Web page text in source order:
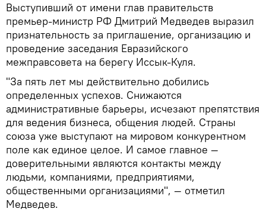
Выступивший от имени глав правительств
премьер-министр РФ Дмитрий Медведев выразил
признательность за приглашение, организацию и
проведение заседания Евразийского
межправсовета на берегу Иссык-Куля.
"За пять лет мы действительно добились
определенных успехов. Снижаются
административные барьеры, исчезают препятствия
для ведения бизнеса, общения людей. Страны
союза уже выступают на мировом конкурентном
поле как единое целое. И самое главное —
доверительными являются контакты между
людьми, компаниями, предприятиями,
общественными организациями", — отметил
Медведев.